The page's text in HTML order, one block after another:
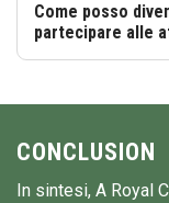
Come posso
partecipare alle
CONCLUSION
In sintesi, A Royal